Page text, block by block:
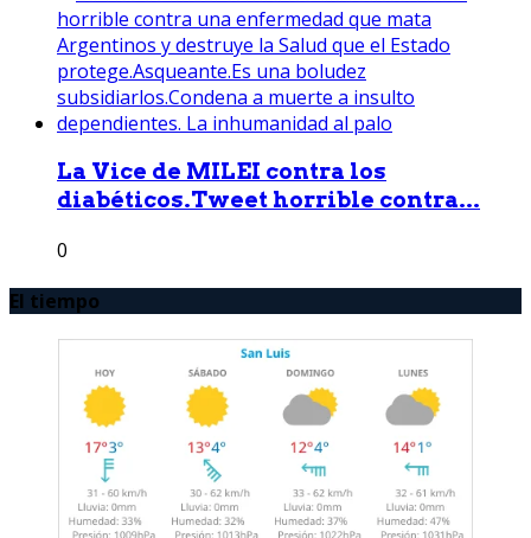
La Vice de MILEI contra los
diabéticos.Tweet horrible contra...
0
El tiempo